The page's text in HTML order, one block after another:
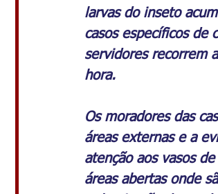
larvas do inseto
casos específicos de
servidores recorrem
hora.
Os moradores das
áreas externas e a
atenção aos vasos
áreas abertas onde